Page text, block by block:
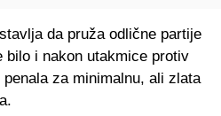
da pruža odlične partije
bilo i nakon utakmice protiv
za minimalnu, ali zlata